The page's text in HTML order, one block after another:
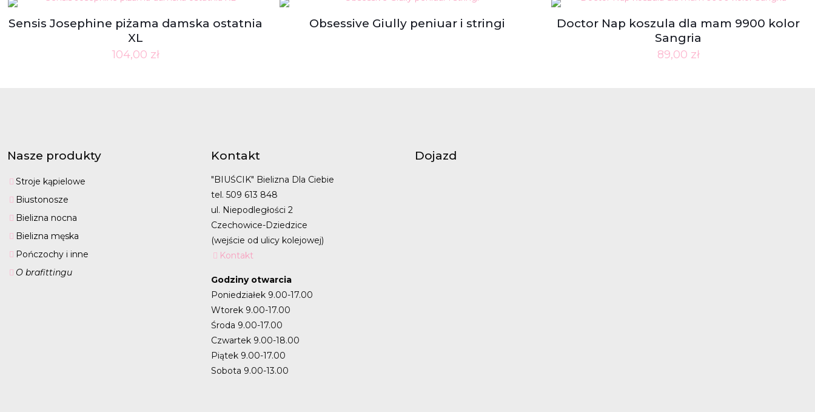
Sensis Josephine piżama damska ostatnia
XL
104,00 zł
Obsessive Giully peniuar i stringi
Doctor Nap koszula dla mam 9900 kolor
Sangria
89,00 zł
Nasze produkty
Stroje kąpielowe
Biustonosze
Bielizna nocna
Bielizna męska
Pończochy i inne
O brafittingu
Kontakt
"BIUŚCIK" Bielizna Dla Ciebie
tel. 509 613 848
ul. Niepodległości 2
Czechowice-Dziedzice
(wejście od ulicy kolejowej)
Kontakt
Godziny otwarcia
Poniedziałek 9.00-17.00
Wtorek 9.00-17.00
Środa 9.00-17.00
Czwartek 9.00-18.00
Piątek 9.00-17.00
Sobota 9.00-13.00
Dojazd